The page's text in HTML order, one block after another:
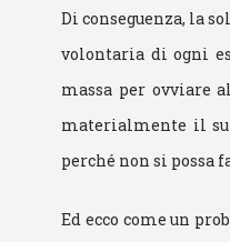
Di conseguenza, la
volontaria di ogni
massa per ovviare
materialmente il
perché non si possa
Ed ecco come un